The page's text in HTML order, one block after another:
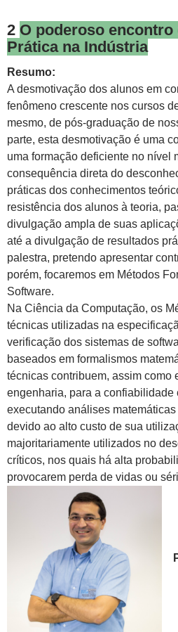
2 O poderoso encontro
Prática na Indústria
Resumo:
A desmotivação dos alunos em
fenômeno crescente nos cursos
mesmo, de pós-graduação de
parte, esta desmotivação é uma
uma formação deficiente no nível
consequência direta do
práticas dos conhecimentos
resistência dos alunos à teoria,
divulgação ampla de suas
até a divulgação de resultados
palestra, pretendo apresentar
porém, focaremos em Métodos
Software.
Na Ciência da Computação, os
técnicas utilizadas na
verificação dos sistemas de
baseados em formalismos
técnicas contribuem, assim como
engenharia, para a confiabilidade
executando análises
devido ao alto custo de sua
majoritariamente utilizados no
críticos, nos quais há alta
provocarem perda de vidas ou